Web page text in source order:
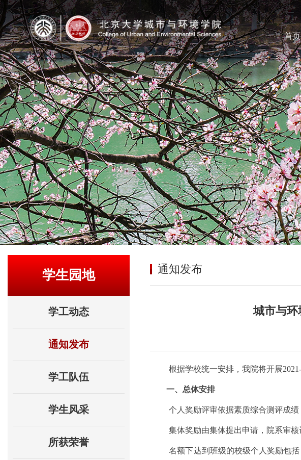
首页
学生园地
学工动态
通知发布
学工队伍
学生风采
所获荣誉
通知发布
城市与环
根据学校统一安排，我院将开展2021
一、总体安排
个人奖励评审依据素质综合测评成
集体奖励由集体提出申请，院系审核
名额下达到班级的校级个人奖励包